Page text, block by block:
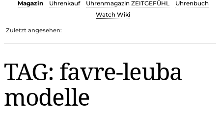
Magazin
Uhrenkauf Uhrenmagazin ZEITGEFÜHL
Uhrenbuch
Watch Wiki
Zuletzt angesehen:
TAG: favre-leuba
modelle